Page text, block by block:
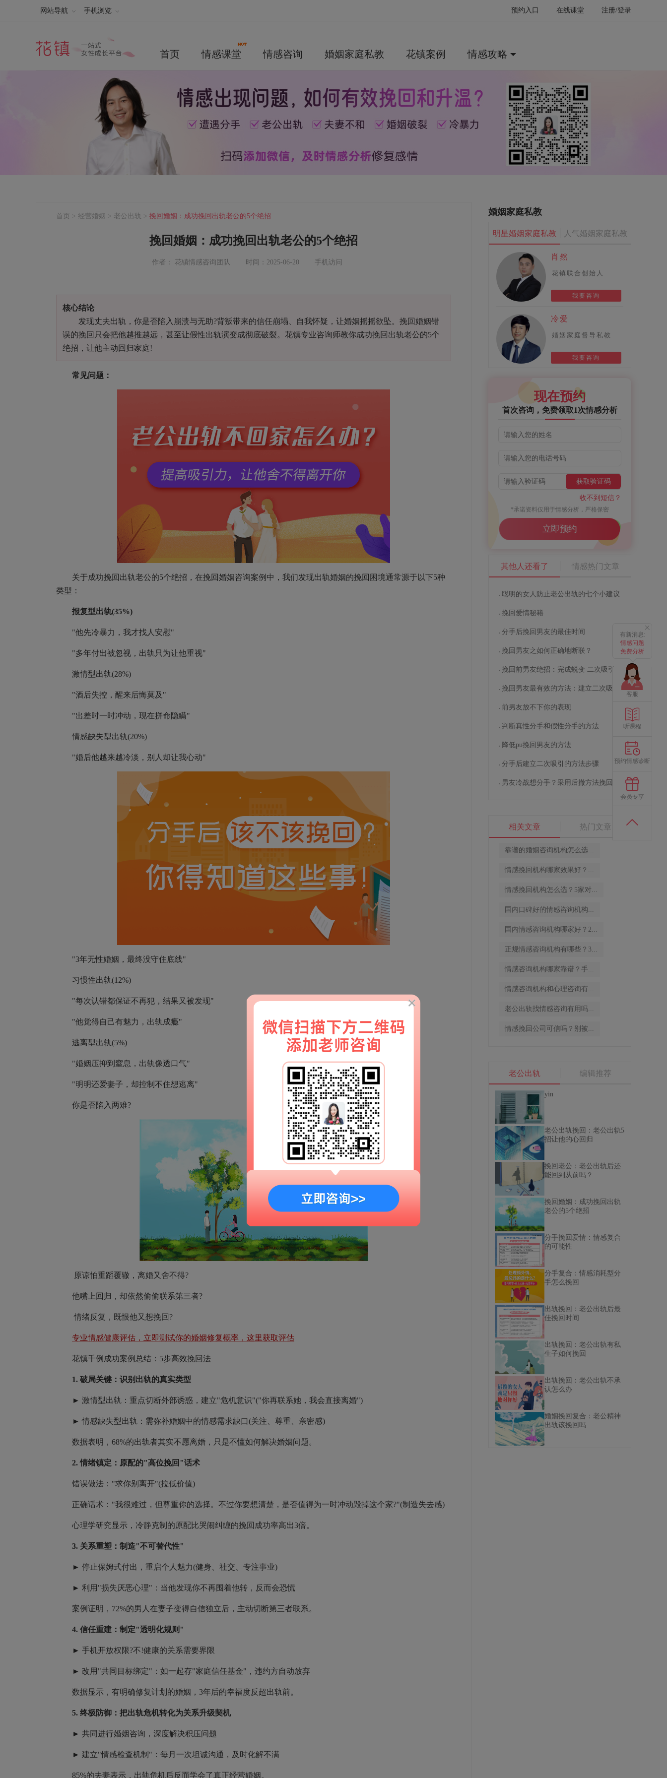
预约入口 在线课堂 注册/登录
网站导航 手机浏览
首页 情感课堂 情感咨询 婚姻家庭私教 花镇案例 情感攻略
首页 > 经营婚姻 > 老公出轨 > 挽回婚姻：成功挽回出轨老公的5个绝招
挽回婚姻：成功挽回出轨老公的5个绝招
作者： 花镇情感咨询团队 时间：2025-06-20 手机访问
核心结论
发现丈夫出轨，你是否陷入崩溃与无助?背叛带来的信任崩塌、自我怀疑，让婚姻摇摇欲坠。挽回婚姻错
误的挽回只会把他越推越远，甚至让假性出轨演变成彻底破裂。花镇专业咨询师教你成功挽回出轨老公的5个
绝招，让他主动回归家庭!
常见问题：
关于成功挽回出轨老公的5个绝招，在挽回婚姻咨询案例中，我们发现出轨婚姻的挽回困境通常源于以下5种
类型：
报复型出轨(35%)
"他先冷暴力，我才找人安慰"
"多年付出被忽视，出轨只为让他重视"
激情型出轨(28%)
"酒后失控，醒来后悔莫及"
"出差时一时冲动，现在拼命隐瞒"
情感缺失型出轨(20%)
"婚后他越来越冷淡，别人却让我心动"
"3年无性婚姻，最终没守住底线"
习惯性出轨(12%)
"每次认错都保证不再犯，结果又被发现"
"他觉得自己有魅力，出轨成瘾"
逃离型出轨(5%)
"婚姻压抑到窒息，出轨像透口气"
"明明还爱妻子，却控制不住想逃离"
你是否陷入两难?
原谅怕重蹈覆辙，离婚又舍不得?
他嘴上回归，却依然偷偷联系第三者?
情绪反复，既恨他又想挽回?
专业情感健康评估，立即测试你的婚姻修复概率，这里获取评估
花镇千例成功案例总结：5步高效挽回法
1. 破局关键：识别出轨的真实类型
► 激情型出轨：重点切断外部诱惑，建立"危机意识"("你再联系她，我会直接离婚")
► 情感缺失型出轨：需弥补婚姻中的情感需求缺口(关注、尊重、亲密感)
数据表明，68%的出轨者其实不愿离婚，只是不懂如何解决婚姻问题。
2. 情绪镇定：原配的"高位挽回"话术
错误做法："求你别离开"(拉低价值)
正确话术："我很难过，但尊重你的选择。不过你要想清楚，是否值得为一时冲动毁掉这个家?"(制造失去感)
心理学研究显示，冷静克制的原配比哭闹纠缠的挽回成功率高出3倍。
3. 关系重塑：制造"不可替代性"
► 停止保姆式付出，重启个人魅力(健身、社交、专注事业)
► 利用"损失厌恶心理"：当他发现你不再围着他转，反而会恐慌
案例证明，72%的男人在妻子变得自信独立后，主动切断第三者联系。
4. 信任重建：制定"透明化规则"
► 手机开放权限?不!健康的关系需要界限
► 改用"共同目标绑定"：如一起存"家庭信任基金"，违约方自动放弃
数据显示，有明确修复计划的婚姻，3年后的幸福度反超出轨前。
5. 终极防御：把出轨危机转化为关系升级契机
► 共同进行婚姻咨询，深度解决积压问题
► 建立"情感检查机制"：每月一次坦诚沟通，及时化解不满
85%的夫妻表示，出轨危机后反而学会了真正经营婚姻。
婚姻家庭私教
明星婚姻家庭私教 人气婚姻家庭私教
肖然
花镇联合创始人
我要咨询
冷爱
婚姻家庭督导私教
我要咨询
现在预约
首次咨询，免费领取1次情感分析
获取验证码
收不到短信？
*承诺资料仅用于情感分析，严格保密
立即预约
其他人还看了 情感热门文章
聪明的女人防止老公出轨的七个小建议
挽回爱情秘籍
分手后挽回男友的最佳时间
挽回男友之如何正确地断联？
挽回前男友绝招：完成蜕变 二次吸引
挽回男友最有效的方法：建立二次吸引
前男友放不下你的表现
判断真性分手和假性分手的方法
降低pu挽回男友的方法
分手后建立二次吸引的方法步骤
男友冷战想分手？采用后撤方法挽回男友
相关文章 热门文章
靠谱的婚姻咨询机构怎么选...
情感挽回机构哪家效果好？...
情感挽回机构怎么选？5家对...
国内口碑好的情感咨询机构...
国内情感咨询机构哪家好？2...
正规情感咨询机构有哪些？3...
情感咨询机构哪家靠谱？手...
情感咨询机构和心理咨询有...
老公出轨找情感咨询有用吗...
情感挽回公司可信吗？别被...
老公出轨 编辑推荐
yin
老公出轨挽回：老公出轨5
招让他的心回归
挽回老公：老公出轨后还
能回到从前吗？
挽回婚姻：成功挽回出轨
老公的5个绝招
分手挽回爱情：情感复合
的可能性
分手复合：情感消耗型分
手怎么挽回
出轨挽回：老公出轨后最
佳挽回时间
出轨挽回：老公出轨有私
生子如何挽回
出轨挽回：老公出轨不承
认怎么办
婚姻挽回复合：老公精神
出轨该挽回吗
有新消息:
情感问题
免费分析
客服
听课程
预约情感诊断
会员专享